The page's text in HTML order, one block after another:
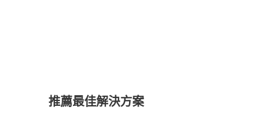
推薦最佳解決方案